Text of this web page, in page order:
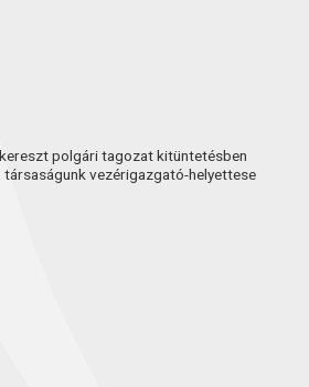
polgári tagozat kitüntetésben
társaságunk vezérigazgató-helyettese